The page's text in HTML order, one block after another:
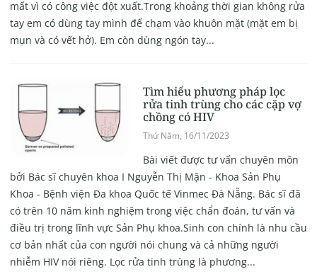
mất vì có công việc đột xuất.Trong khoảng thời gian không rửa
tay em có dùng tay mình để chạm vào khuôn mặt (mặt em bị
mụn và có vết hở). Em còn dùng ngón tay...
Tìm hiểu phương pháp lọc
rửa tinh trùng cho các cặp vợ
chồng có HIV
Thứ Năm, 16/11/2023
Bài viết được tư vấn chuyên môn
bởi Bác sĩ chuyên khoa I Nguyễn Thị Mận - Khoa Sản Phụ
Khoa - Bệnh viện Đa khoa Quốc tế Vinmec Đà Nẵng. Bác sĩ đã
có trên 10 năm kinh nghiệm trong việc chẩn đoán, tư vấn và
điều trị trong lĩnh vực Sản Phụ khoa.Sinh con chính là nhu cầu
cơ bản nhất của con người nói chung và cả những người
nhiễm HIV nói riêng. Lọc rửa tinh trùng là phương...